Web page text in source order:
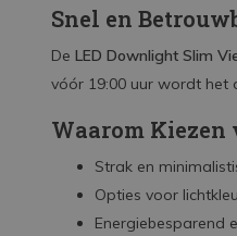
Snel en
De LED Downlight Slim
vóór 19:00 uur wordt het
Waarom Kiezen
Strak en
Opties voor
Energiebesparend